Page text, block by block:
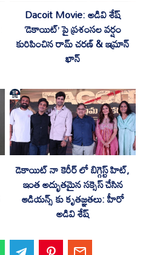
Dacoit Movie: అడివి శేష్
‘డెకాయిట్’ పై ప్రశంసల వర్షం
కురిపించిన రామ్ చరణ్ & ఇమ్రాన్
ఖాన్
డెకాయిట్‌ నా కెరీర్ లో బిగ్గెస్ట్ హిట్,
ఇంత అద్భుతమైన సక్సెస్ చేసిన
ఆడియన్స్ కు కృతజ్ఞతలు: హీరో
అడివి శేష్